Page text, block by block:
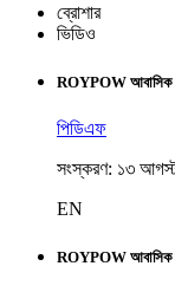
ব্রোশার
ভিডিও
ROYPOW আবাসিক
পিডিএফ
সংস্করণ: ১৩
EN
ROYPOW আবাসিক